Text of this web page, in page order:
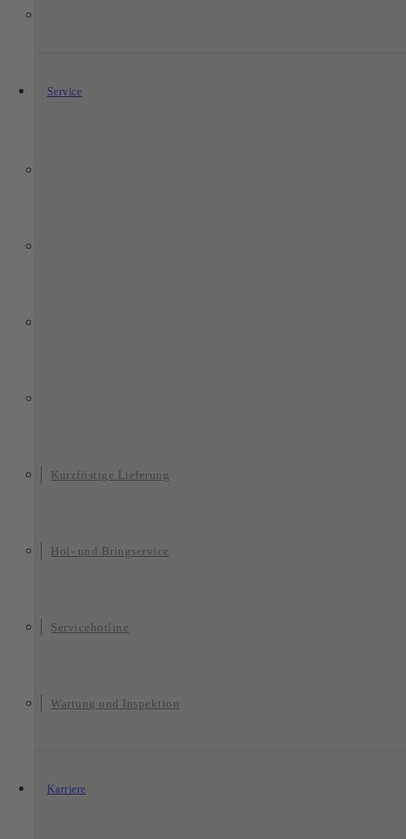
Service
Kurzfristige Lieferung
Hol- und Bringservice
Servicehotline
Wartung und Inspektion
Karriere